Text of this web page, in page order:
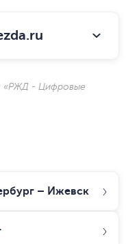
«РЖД - Цифровые
– Ижевск